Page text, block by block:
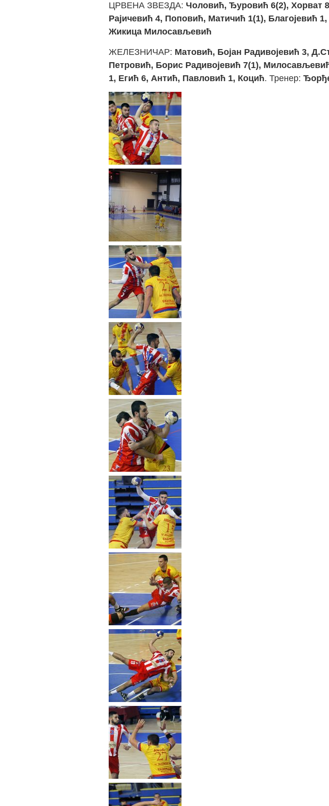
ЦРВЕНА ЗВЕЗДА: Чоловић, Ђуровић 6(2), Хорват
Рајичевић 4, Поповић, Матичић 1(1), Благојевић
Жикица Милосављевић
ЖЕЛЕЗНИЧАР: Матовић, Бојан Радивојевић 3,
Петровић, Борис Радивојевић 7(1),
1, Егић 6, Антић, Павловић 1, Коцић. Тренер: